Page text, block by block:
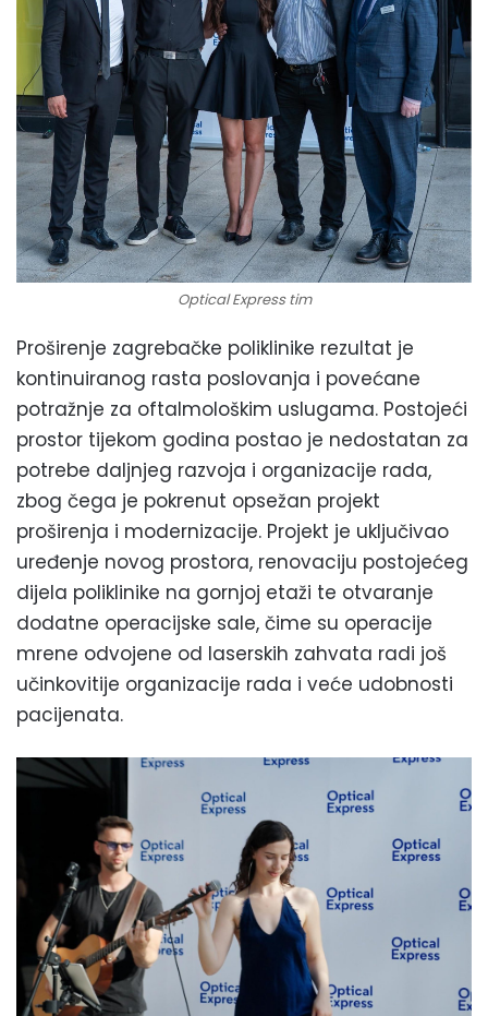
Optical Express tim
Proširenje zagrebačke poliklinike rezultat je
kontinuiranog rasta poslovanja i povećane
potražnje za oftalmološkim uslugama. Postojeći
prostor tijekom godina postao je nedostatan za
potrebe daljnjeg razvoja i organizacije rada,
zbog čega je pokrenut opsežan projekt
proširenja i modernizacije. Projekt je uključivao
uređenje novog prostora, renovaciju postojećeg
dijela poliklinike na gornjoj etaži te otvaranje
dodatne operacijske sale, čime su operacije
mrene odvojene od laserskih zahvata radi još
učinkovitije organizacije rada i veće udobnosti
pacijenata.